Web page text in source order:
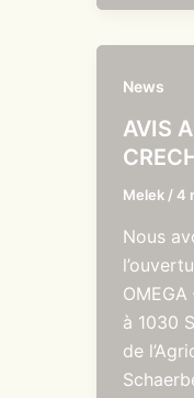
News
AVIS
Melek /4
Nous
à 1030
de